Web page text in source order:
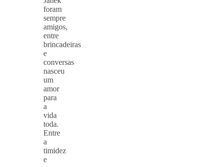
foram
sempre
amigos,
entre
brincadeiras
e
conversas
nasceu
um
amor
para
a
vida
toda.
Entre
a
timidez
e